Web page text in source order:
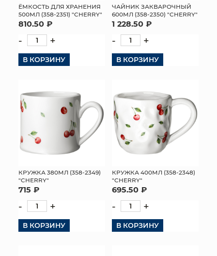
ЁМКОСТЬ ДЛЯ ХРАНЕНИЯ
500МЛ (358-2351) "CHERRY"
810.50 ₽
- +
В КОРЗИНУ
ЧАЙНИК ЗАКВАРОЧНЫЙ
600МЛ (358-2350) "CHERRY"
1 228.50 ₽
- +
В КОРЗИНУ
КРУЖКА 380МЛ (358-2349)
"CHERRY"
715 ₽
- +
В КОРЗИНУ
КРУЖКА 400МЛ (358-2348)
"CHERRY"
695.50 ₽
- +
В КОРЗИНУ